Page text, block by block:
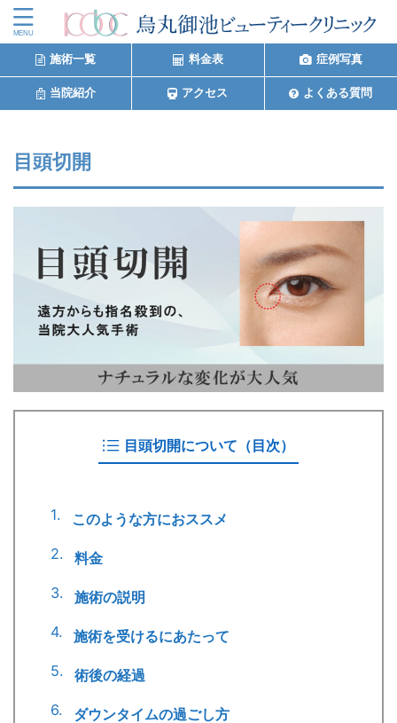
施術一覧 料金表 症例写真
当院紹介 アクセス よくある質問
目頭切開
目頭切開について（目次）
このような方におススメ
料金
施術の説明
施術を受けるにあたって
術後の経過
ダウンタイムの過ごし方